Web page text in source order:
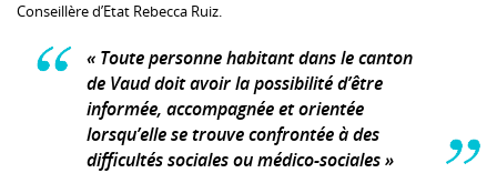
Conseillère d’Etat Rebecca Ruiz.
« Toute personne habitant dans le canton
de Vaud doit avoir la possibilité d’être
informée, accompagnée et orientée
lorsqu’elle se trouve confrontée à des
difficultés sociales ou médico-sociales »